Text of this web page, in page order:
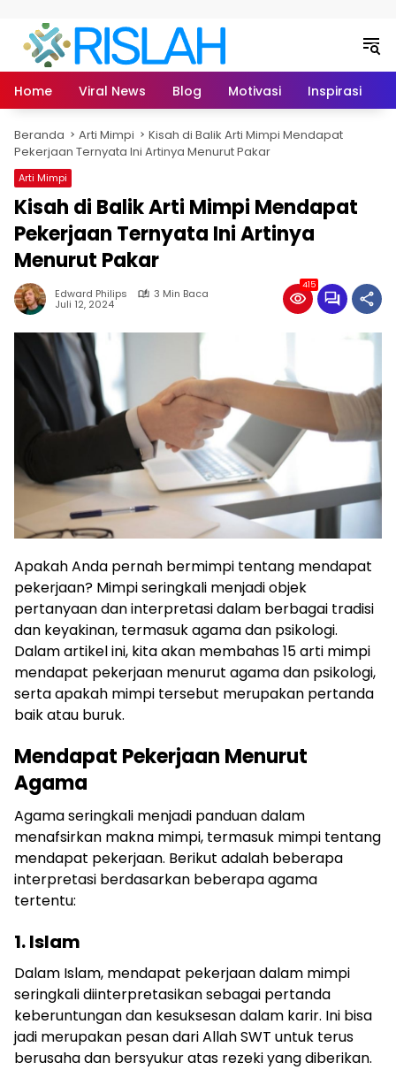
Home Viral News Blog Motivasi Inspirasi
Beranda Arti Mimpi
Kisah di Balik Arti Mimpi Mendapat
Pekerjaan Ternyata Ini Artinya Menurut Pakar
Arti Mimpi
Kisah di Balik Arti Mimpi Mendapat
Pekerjaan Ternyata Ini Artinya
Menurut Pakar
Edward Philips 3 Min Baca
Juli 12, 2024
415
Apakah Anda pernah bermimpi tentang mendapat
pekerjaan? Mimpi seringkali menjadi objek
pertanyaan dan interpretasi dalam berbagai tradisi
dan keyakinan, termasuk agama dan psikologi.
Dalam artikel ini, kita akan membahas 15 arti mimpi
mendapat pekerjaan menurut agama dan psikologi,
serta apakah mimpi tersebut merupakan pertanda
baik atau buruk.
Mendapat Pekerjaan Menurut
Agama
Agama seringkali menjadi panduan dalam
menafsirkan makna mimpi, termasuk mimpi tentang
mendapat pekerjaan. Berikut adalah beberapa
interpretasi berdasarkan beberapa agama
tertentu:
1. Islam
Dalam Islam, mendapat pekerjaan dalam mimpi
seringkali diinterpretasikan sebagai pertanda
keberuntungan dan kesuksesan dalam karir. Ini bisa
jadi merupakan pesan dari Allah SWT untuk terus
berusaha dan bersyukur atas rezeki yang diberikan.